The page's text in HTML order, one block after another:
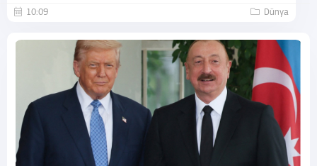
10:09 Dünya